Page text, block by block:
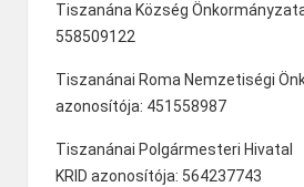
Tiszanána Község
558509122
Tiszanánai Roma Nemzetiségi
azonosítója: 451558987
Tiszanánai Polgármesteri Hivatal
KRID azonosítója: 564237743